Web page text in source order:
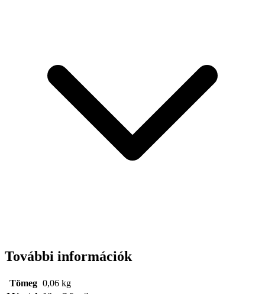
További információk
Tömeg 0,06 kg